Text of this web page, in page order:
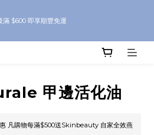
滿 $600 即享順豐免運
自家Eyes Mask一對 每滿$500送
甲邊活化油
凡購物每滿$500送Skinbeauty 自家全效燕